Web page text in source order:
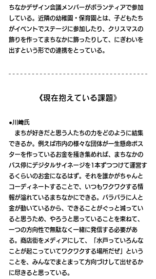
ちなかデザイン会議メンバーがボランティアで参加
している。近隣の幼稚園・保育園とは、子どもたち
がイベントでステージに参加したり、クリスマスの
飾りを作ってまちなかに飾ったりして、にぎわいを
出すという形での連携をとっている。
《現在抱えている課題》
●川﨑氏
まちが好きだと思う人たちの力をどのように結集
できるか。例えば市内の様々な団体が一生懸命ポス
ターを作っているお金を掻き集めれば、まちなかの
バス停にデジタルサイネージを1本ずつつけて運営す
るくらいのお金になるはず。それを誰かがちゃんと
コーディネートすることで、いつもワクワクする情
報が溢れているまちなかにできる。バラバラに人と
金が動いているから、できることがぐっと減ってい
ると思うため、やろうと思っていることを束ねて、
一つの方向性で無駄なく一緒に発信する必要があ
る。商店街をメディアにして、「水戸っていろんな
ことが起こっていてワクワクする場所だぜ」という
ことを、みんなでまとまって方向づけして出せるか
に尽きると思っている。